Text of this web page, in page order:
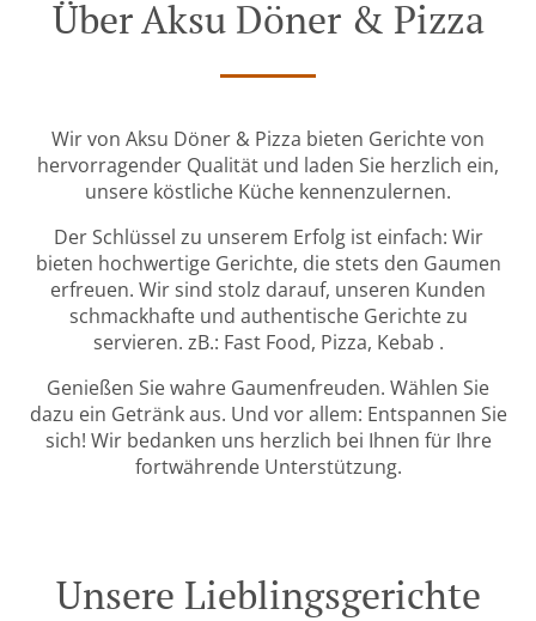
Über Aksu Döner & Pizza
Wir von Aksu Döner & Pizza bieten Gerichte von
hervorragender Qualität und laden Sie herzlich ein,
unsere köstliche Küche kennenzulernen.
Der Schlüssel zu unserem Erfolg ist einfach: Wir
bieten hochwertige Gerichte, die stets den Gaumen
erfreuen. Wir sind stolz darauf, unseren Kunden
schmackhafte und authentische Gerichte zu
servieren. zB.: Fast Food, Pizza, Kebab .
Genießen Sie wahre Gaumenfreuden. Wählen Sie
dazu ein Getränk aus. Und vor allem: Entspannen Sie
sich! Wir bedanken uns herzlich bei Ihnen für Ihre
fortwährende Unterstützung.
Unsere Lieblingsgerichte